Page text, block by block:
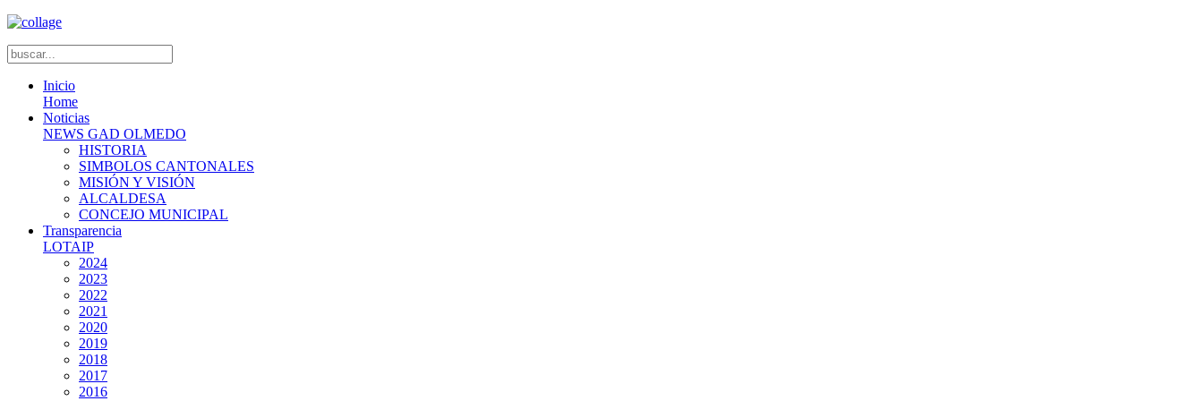
Inicio
Home
Noticias
NEWS GAD OLMEDO
HISTORIA
SIMBOLOS CANTONALES
MISIÓN Y VISIÓN
ALCALDESA
CONCEJO MUNICIPAL
Transparencia
LOTAIP
2024
2023
2022
2021
2020
2019
2018
2017
2016